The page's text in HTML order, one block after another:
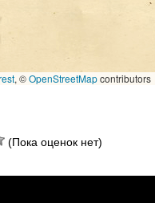
, ©OpenStreetMapcontributors
(Пока оценок нет)